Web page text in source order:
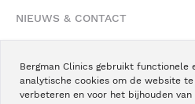
Bergman Clinics gebruikt functionele
analytische cookies om de website te
verbeteren en voor het bijhouden van
NIEUWS & CONTACT
Blogs
Podcast